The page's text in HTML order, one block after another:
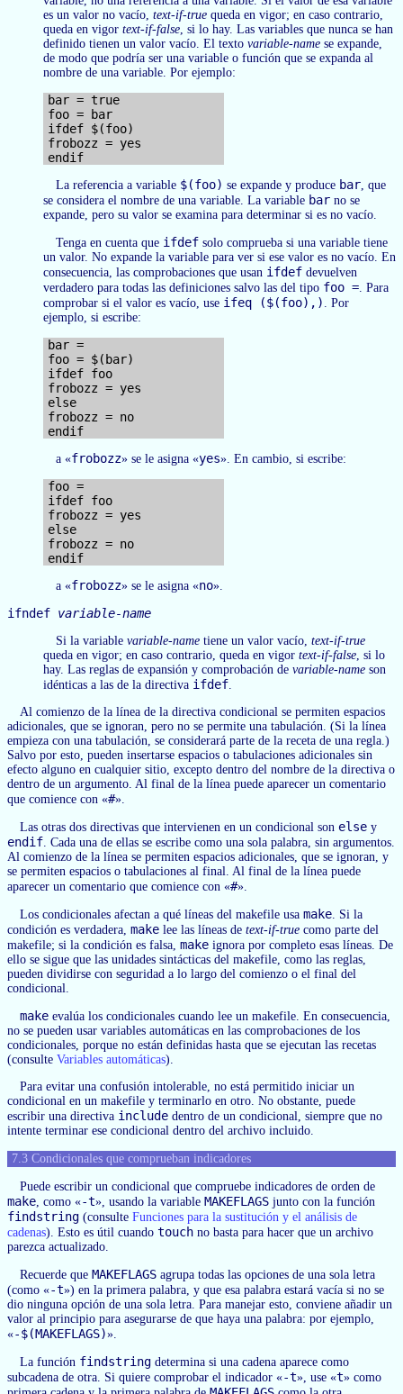
es un valor no vacío, text-if-true queda en vigor; en caso contrario,
queda en vigor text-if-false, si lo hay. Las variables que nunca se han
definido tienen un valor vacío. El texto variable-name se expande,
de modo que podría ser una variable o función que se expanda al
nombre de una variable. Por ejemplo:
bar = true
foo = bar
ifdef $(foo)
frobozz = yes
La referencia a variable $(foo) se expande y produce bar, que
se considera el nombre de una variable. La variable bar no se
expande, pero su valor se examina para determinar si es no vacío.
Tenga en cuenta que ifdef solo comprueba si una variable tiene
un valor. No expande la variable para ver si ese valor es no vacío. En
consecuencia, las comprobaciones que usan ifdef devuelven
verdadero para todas las definiciones salvo las del tipo foo =. Para
comprobar si el valor es vacío, use ifeq ($(foo),) . Por
ejemplo, si escribe:
bar =
foo = $(bar)
ifdef foo
frobozz = yes
else
frobozz = no
a «frobozz» se le asigna «yes». En cambio, si escribe:
foo =
ifdef foo
frobozz = yes
else
frobozz = no
a «frobozz» se le asigna «no».
ifndef variable-name
Si la variable variable-name tiene un valor vacío, text-if-true
queda en vigor; en caso contrario, queda en vigor text-if-false, si lo
hay. Las reglas de expansión y comprobación de variable-name son
idénticas a las de la directiva ifdef.
Al comienzo de la línea de la directiva condicional se permiten espacios
adicionales, que se ignoran, pero no se permite una tabulación. (Si la línea
empieza con una tabulación, se considerará parte de la receta de una regla.)
Salvo por esto, pueden insertarse espacios o tabulaciones adicionales sin
efecto alguno en cualquier sitio, excepto dentro del nombre de la directiva o
dentro de un argumento. Al final de la línea puede aparecer un comentario
que comience con «#».
Las otras dos directivas que intervienen en un condicional son else y
endif. Cada una de ellas se escribe como una sola palabra, sin argumentos.
Al comienzo de la línea se permiten espacios adicionales, que se ignoran, y
se permiten espacios o tabulaciones al final. Al final de la línea puede
aparecer un comentario que comience con «#».
Los condicionales afectan a qué líneas del makefile usa make. Si la
condición es verdadera, make lee las líneas de text-if-true como parte del
makefile; si la condición es falsa, make ignora por completo esas líneas. De
ello se sigue que las unidades sintácticas del makefile, como las reglas,
pueden dividirse con seguridad a lo largo del comienzo o el final del
condicional.
make evalúa los condicionales cuando lee un makefile. En consecuencia,
no se pueden usar variables automáticas en las comprobaciones de los
condicionales, porque no están definidas hasta que se ejecutan las recetas
(consulte Variables automáticas).
Para evitar una confusión intolerable, no está permitido iniciar un
condicional en un makefile y terminarlo en otro. No obstante, puede
escribir una directiva include dentro de un condicional, siempre que no
intente terminar ese condicional dentro del archivo incluido.
7.3 Condicionales que comprueban indicadores
Puede escribir un condicional que compruebe indicadores de orden de
make, como «-t», usando la variable MAKEFLAGS junto con la función
findstring (consulte Funciones para la sustitución y el análisis de
cadenas). Esto es útil cuando touch no basta para hacer que un archivo
parezca actualizado.
Recuerde que MAKEFLAGS agrupa todas las opciones de una sola letra
(como «-t») en la primera palabra, y que esa palabra estará vacía si no se
dio ninguna opción de una sola letra. Para manejar esto, conviene añadir un
valor al principio para asegurarse de que haya una palabra: por ejemplo,
«-$(MAKEFLAGS)».
La función findstring determina si una cadena aparece como
subcadena de otra. Si quiere comprobar el indicador «-t», use «t» como